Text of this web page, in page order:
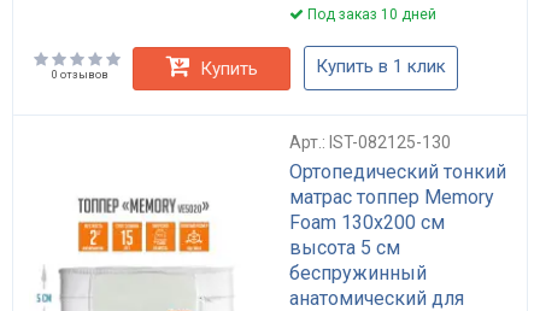
Под заказ 10 дней
0 отзывов Купить Купить в 1 клик
Арт.: IST-082125-130
Ортопедический тонкий
матрас топпер Memory
Foam 130x200 см
высота 5 см
беспружинный
анатомический для